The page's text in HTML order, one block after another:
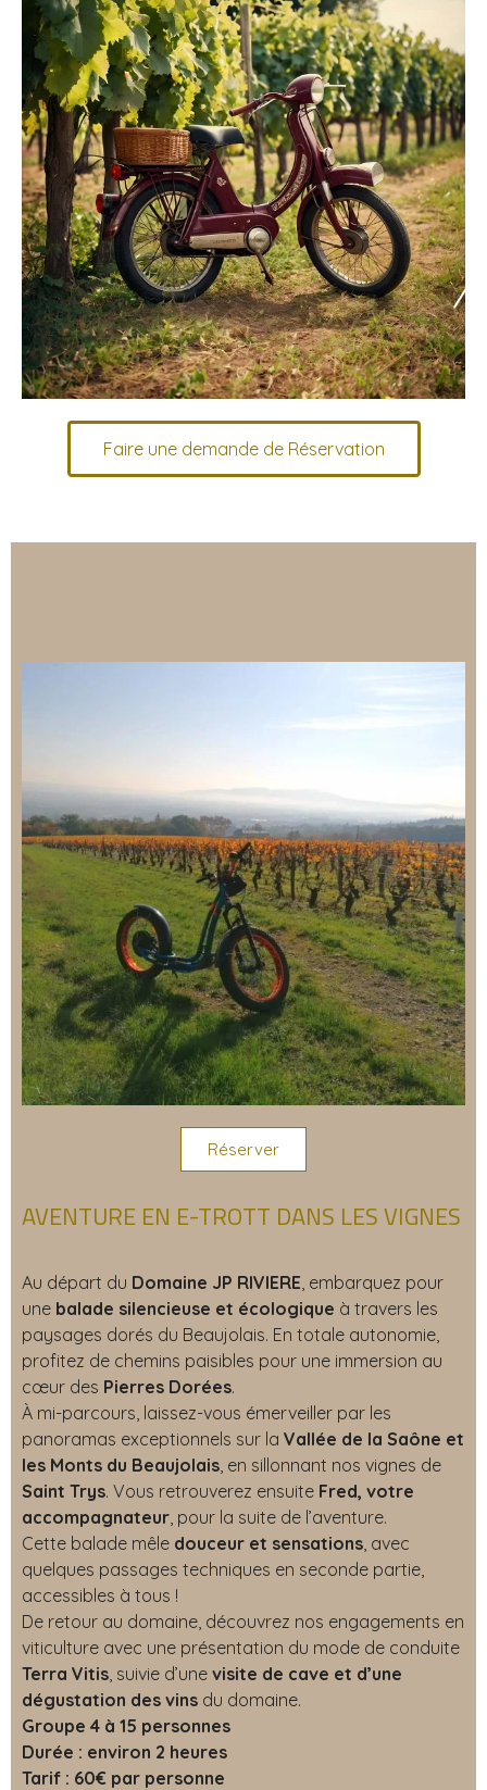
Faire une demande de Réservation
Réserver
AVENTURE EN E-TROTT DANS LES VIGNES
Au départ du Domaine JP RIVIERE, embarquez pour
une balade silencieuse et écologique à travers les
paysages dorés du Beaujolais. En totale autonomie,
profitez de chemins paisibles pour une immersion au
cœur des Pierres Dorées.
À mi-parcours, laissez-vous émerveiller par les
panoramas exceptionnels sur la Vallée de la Saône et
les Monts du Beaujolais, en sillonnant nos vignes de
Saint Trys. Vous retrouverez ensuite Fred, votre
accompagnateur, pour la suite de l’aventure.
Cette balade mêle douceur et sensations, avec
quelques passages techniques en seconde partie,
accessibles à tous !
De retour au domaine, découvrez nos engagements en
viticulture avec une présentation du mode de conduite
Terra Vitis, suivie d’une visite de cave et d’une
dégustation des vins du domaine.
Groupe 4 à 15 personnes
Durée : environ 2 heures
Tarif : 60€ par personne